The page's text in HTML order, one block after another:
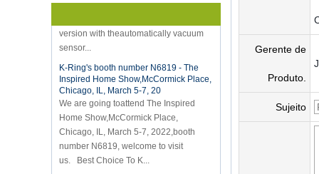
sealer, we have two versions, updated
sensor...
Inspired Home Show,McCormick Place,
Chicago, IL, March 5-7, 20
We are going toattend The Inspired
Home Show,McCormick Place,
Chicago, IL, March 5-7, 2022,booth
number N6819, welcome to visit
us. Best Choice To K...
Gerente de
Produto.
Sujeito